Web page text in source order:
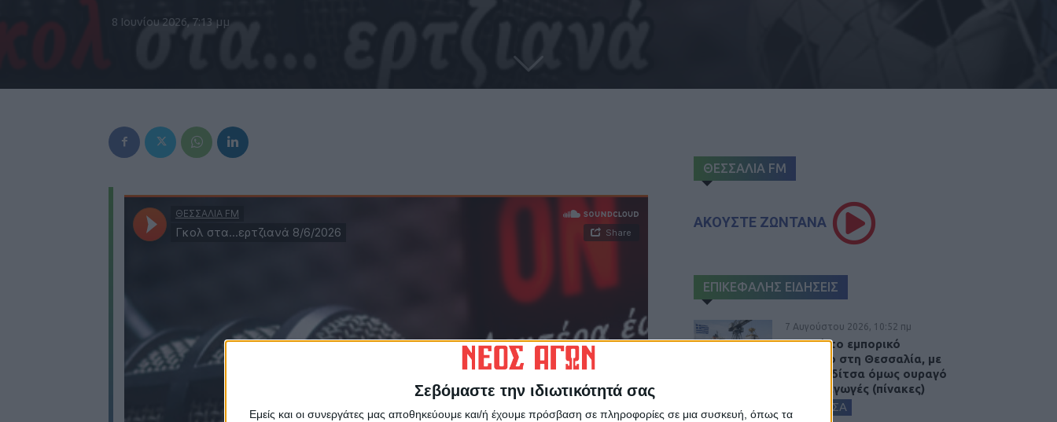
Σεβόμαστε την ιδιωτικότητά σας
Εμείς και οι συνεργάτες μας αποθηκεύουμε και/ή έχουμε πρόσβαση σε πληροφορίες σε μια συσκευή, όπως τα
8 Ιουνίου 2026, 7:13 μμ
ΘΕΣΣΑΛΙΑ FM
ΑΚΟΥΣΤΕ ΖΩΝΤΑΝΑ
ΕΠΙΚΕΦΑΛΗΣ ΕΙΔΗΣΕΙΣ
7 Αυγούστου 2026, 10:52 πμ
Θετικό το εμπορικό
ισοζύγιο στη Θεσσαλία, με
την Καρδίτσα όμως ουραγό
στις εξαγωγές (πίνακες)
ΚΑΡΔΙΤΣΑ